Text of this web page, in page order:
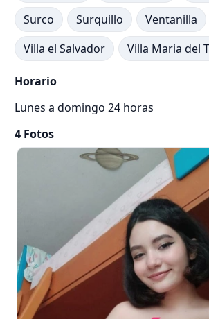
Surco
Surquillo
Ventanilla
Villa el Salvador
Villa Maria del
Horario
Lunes a domingo 24 horas
4 Fotos